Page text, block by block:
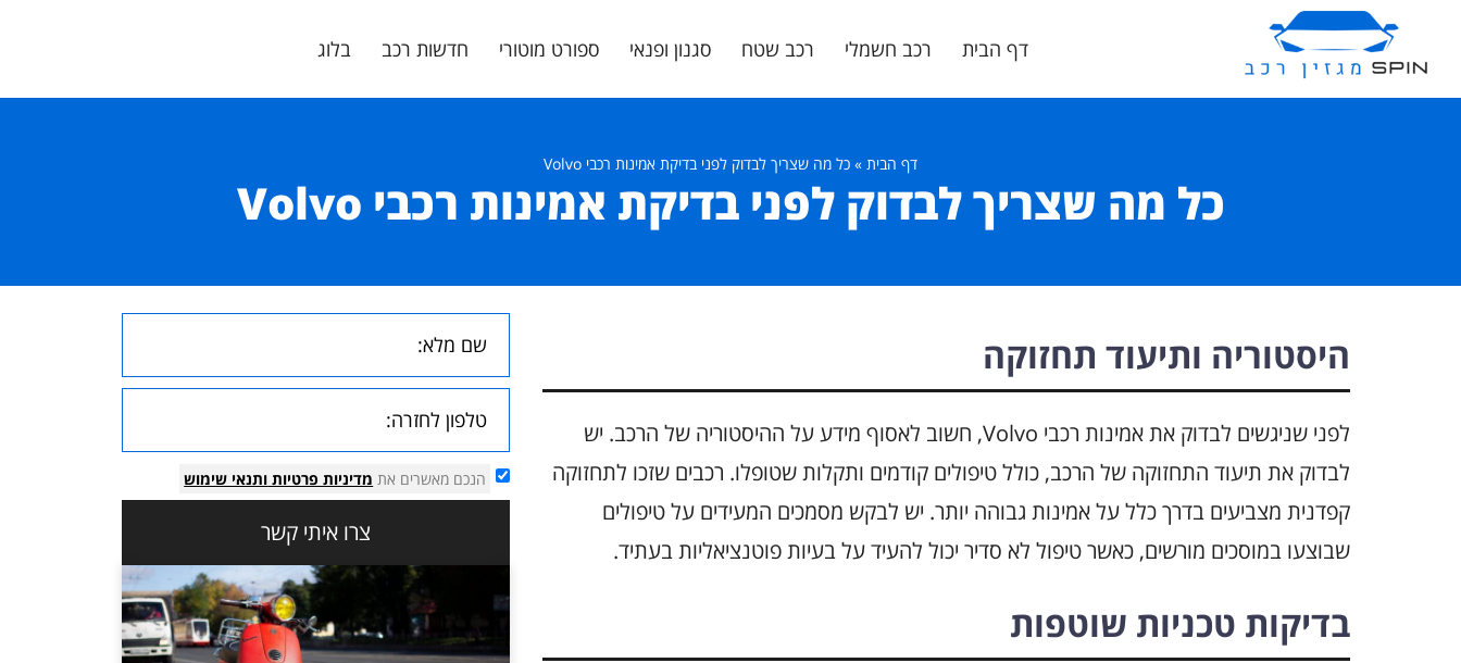
דף הבית רכב חשמלי רכב שטח סגנון ופנאי ספורט מוטורי חדשות רכב בלוג
דף הבית » כל מה שצריך לבדוק לפני בדיקת אמינות רכבי Volvo
כל מה שצריך לבדוק לפני בדיקת אמינות רכבי Volvo
היסטוריה ותיעוד תחזוקה
לפני שניגשים לבדוק את אמינות רכבי Volvo, חשוב לאסוף מידע על ההיסטוריה של הרכב. יש
לבדוק את תיעוד התחזוקה של הרכב, כולל טיפולים קודמים ותקלות שטופלו. רכבים שזכו לתחזוקה
קפדנית מצביעים בדרך כלל על אמינות גבוהה יותר. יש לבקש מסמכים המעידים על טיפולים
שבוצעו במוסכים מורשים, כאשר טיפול לא סדיר יכול להעיד על בעיות פוטנציאליות בעתיד.
בדיקות טכניות שוטפות
הנכם מאשרים את מדיניות פרטיות ותנאי שימוש
צרו איתי קשר